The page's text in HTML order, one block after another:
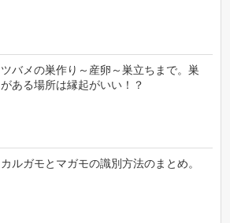
ツバメの巣作り～産卵～巣立ちまで。巣
がある場所は縁起がいい！？
カルガモとマガモの識別方法のまとめ。